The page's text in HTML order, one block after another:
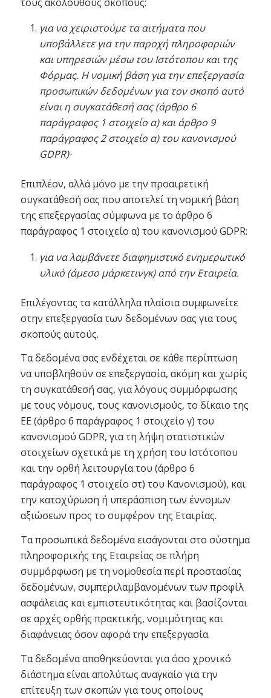
για να χειριστούμε τα αιτήματα που
υποβάλλετε για την παροχή πληροφοριών
και υπηρεσιών μέσω του Ιστότοπου και της
Φόρμας. Η νομική βάση για την επεξεργασία
προσωπικών δεδομένων για τον σκοπό αυτό
είναι η συγκατάθεσή σας (άρθρο 6
παράγραφος 1 στοιχείο α) και άρθρο 9
παράγραφος 2 στοιχείο α) του κανονισμού
GDPR)·
Επιπλέον, αλλά μόνο με την προαιρετική
συγκατάθεσή σας που αποτελεί τη νομική βάση
της επεξεργασίας σύμφωνα με το άρθρο 6
παράγραφος 1 στοιχείο α) του κανονισμού GDPR:
για να λαμβάνετε διαφημιστικό ενημερωτικό
υλικό (άμεσο μάρκετινγκ) από την Εταιρεία.
Επιλέγοντας τα κατάλληλα πλαίσια συμφωνείτε
στην επεξεργασία των δεδομένων σας για τους
σκοπούς αυτούς.
Τα δεδομένα σας ενδέχεται σε κάθε περίπτωση
να υποβληθούν σε επεξεργασία, ακόμη και χωρίς
τη συγκατάθεσή σας, για λόγους συμμόρφωσης
με τους νόμους, τους κανονισμούς, το δίκαιο της
ΕΕ (άρθρο 6 παράγραφος 1 στοιχείο γ) του
κανονισμού GDPR, για τη λήψη στατιστικών
στοιχείων σχετικά με τη χρήση του Ιστότοπου
και την ορθή λειτουργία του (άρθρο 6
παράγραφος 1 στοιχείο στ) του Κανονισμού), και
την κατοχύρωση ή υπεράσπιση των έννομων
αξιώσεων προς το συμφέρον της Εταιρίας.
Τα προσωπικά δεδομένα εισάγονται στο σύστημα
πληροφορικής της Εταιρείας σε πλήρη
συμμόρφωση με τη νομοθεσία περί προστασίας
δεδομένων, συμπεριλαμβανομένων των προφίλ
ασφάλειας και εμπιστευτικότητας και βασίζονται
σε αρχές ορθής πρακτικής, νομιμότητας και
διαφάνειας όσον αφορά την επεξεργασία.
Τα δεδομένα αποθηκεύονται για όσο χρονικό
διάστημα είναι απολύτως αναγκαίο για την
επίτευξη των σκοπών για τους οποίους